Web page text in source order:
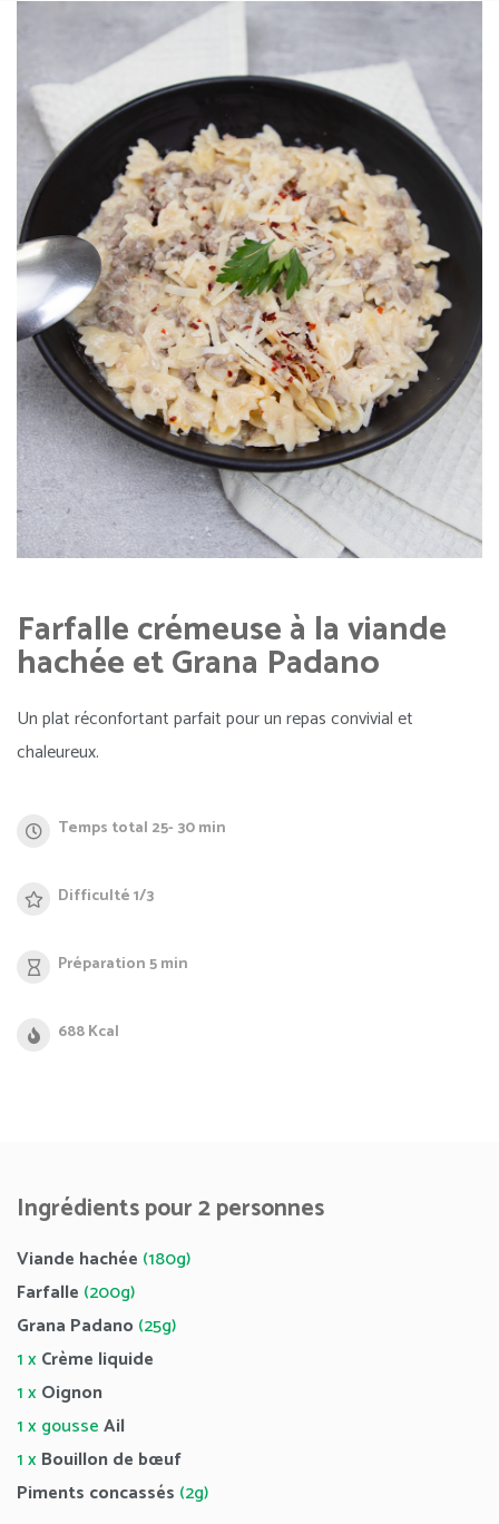
Farfalle crémeuse à la viande
hachée et Grana Padano
Un plat réconfortant parfait pour un repas convivial et
chaleureux.
Temps total 25- 30 min
Difficulté 1/3
Préparation 5 min
688 Kcal
Ingrédients pour 2 personnes
Viande hachée (180g)
Farfalle (200g)
Grana Padano (25g)
1 xCrème liquide
1 xOignon
1 x gousseAil
1 xBouillon de bœuf
Piments concassés (2g)